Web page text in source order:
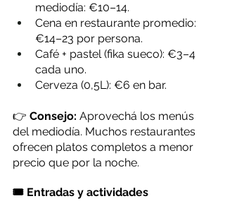
mediodía: €10–14.
Cena en restaurante promedio:
€14–23 por persona.
Café + pastel (fika sueco): €3–4
cada uno.
Cerveza (0,5L): €6 en bar.
👉 Consejo: Aprovechá los menús
del mediodía. Muchos restaurantes
ofrecen platos completos a menor
precio que por la noche.
🎟️ Entradas y actividades